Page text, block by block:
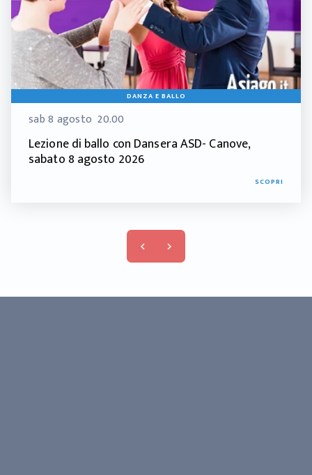
DANZA E BALLO
sab 8 agosto 20.00
Lezione di ballo con Dansera ASD- Canove,
sabato 8 agosto 2026
SCOPRI
keyboard_arrow_left keyboard_arrow_right